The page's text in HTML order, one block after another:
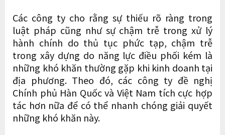
Các công ty cho rằng sự thiếu rõ ràng trong
luật pháp cũng như sự chậm trễ trong xử lý
hành chính do thủ tục phức tạp, chậm trễ
trong xây dựng do năng lực điều phối kém là
những khó khăn thường gặp khi kinh doanh tại
địa phương. Theo đó, các công ty đề nghị
Chính phủ Hàn Quốc và Việt Nam tích cực hợp
tác hơn nữa để có thể nhanh chóng giải quyết
những khó khăn này.